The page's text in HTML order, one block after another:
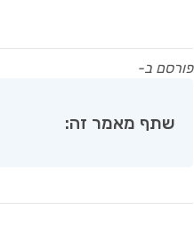
פורסם ב-
שתף מאמר זה: